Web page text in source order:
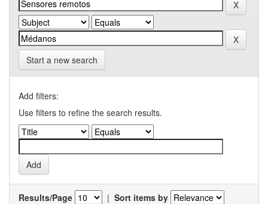
Start a new search
Add filters:
Use filters to refine the search results.
Results/Page | Sort items by